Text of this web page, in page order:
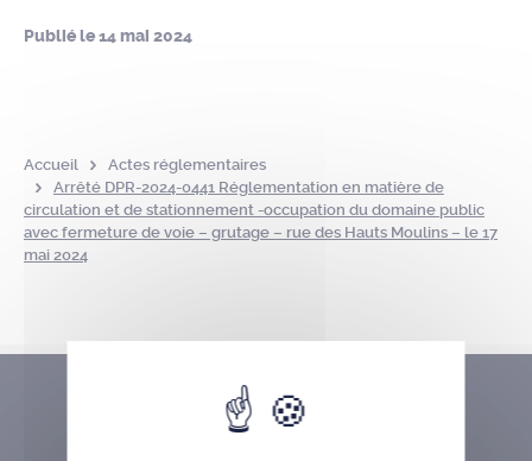
Publié le14 mai 2024
Accueil
Actes réglementaires
Arrêté DPR-2024-0441 Réglementation en matière de
circulation et de stationnement -occupation du domaine public
avec fermeture de voie – grutage – rue des Hauts Moulins – le 17
mai 2024